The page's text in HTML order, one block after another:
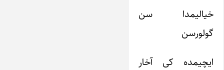
خیالیمدا سن
گولورسن
ایچیمده کی آخار